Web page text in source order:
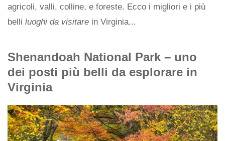
agricoli, valli, colline, e foreste. Ecco i migliori e i più
belli luoghi da visitare in Virginia...
Shenandoah National Park – uno
dei posti più belli da esplorare in
Virginia